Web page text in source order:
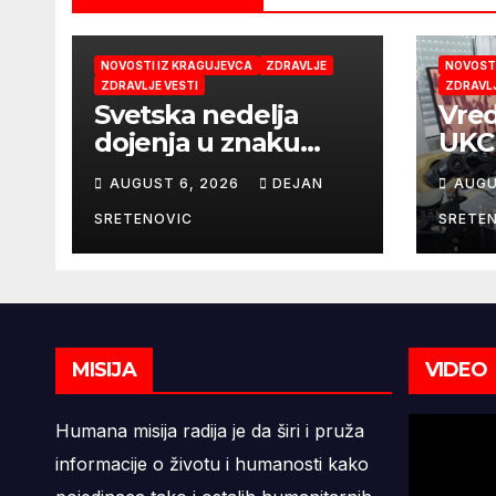
NOVOSTI IZ KRAGUJEVCA
ZDRAVLJE
ZDRAVLJE VESTI
Svetska nedelja
dojenja u znaku
podrške majkama i
najboljeg početka
života
AUGUST 6, 2026 DEJAN
SRETENOVIC
9,6
MISIJA
Humana misija radija je da širi i pruža
informacije o životu i humanosti kako
VIDEO